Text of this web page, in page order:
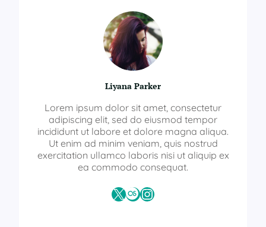
Liyana Parker
Lorem ipsum dolor sit amet, consectetur
adipiscing elit, sed do eiusmod tempor
incididunt ut labore et dolore magna aliqua.
Ut enim ad minim veniam, quis nostrud
exercitation ullamco laboris nisi ut aliquip ex
ea commodo consequat.
X Last.fmInstagram